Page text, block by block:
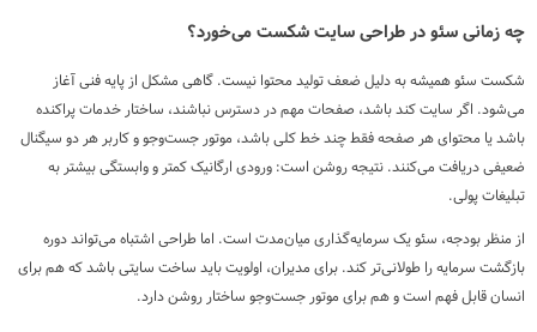
چه زمانی سئو در طراحی سایت شکست می‌خورد؟
شکست سئو همیشه به دلیل ضعف تولید محتوا نیست. گاهی مشکل از پایه فنی آغاز
می‌شود. اگر سایت کند باشد، صفحات مهم در دسترس نباشند، ساختار خدمات پراکنده
باشد یا محتوای هر صفحه فقط چند خط کلی باشد، موتور جست‌وجو و کاربر هر دو سیگنال
ضعیفی دریافت می‌کنند. نتیجه روشن است: ورودی ارگانیک کمتر و وابستگی بیشتر به
تبلیغات پولی.
از منظر بودجه، سئو یک سرمایه‌گذاری میان‌مدت است. اما طراحی اشتباه می‌تواند دوره
بازگشت سرمایه را طولانی‌تر کند. برای مدیران، اولویت باید ساخت سایتی باشد که هم برای
انسان قابل فهم است و هم برای موتور جست‌وجو ساختار روشن دارد.